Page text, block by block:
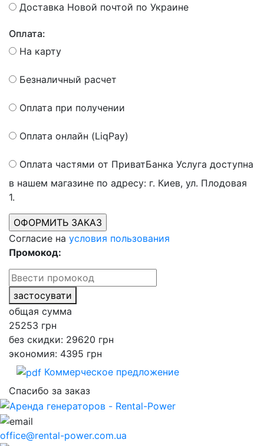
Доставка Новой почтой по Украине
Оплата:
На карту
Безналичный расчет
Оплата при получении
Оплата онлайн (LiqPay)
Оплата частями от ПриватБанка Услуга доступна
в нашем магазине по адресу: г. Киев, ул. Плодовая
1.
Согласие на условия пользования
Промокод:
застосувати
общая сумма
25253 грн
без скидки: 29620 грн
экономия: 4395 грн
Коммерческое предложение
Спасибо за заказ
office@rental-power.com.ua